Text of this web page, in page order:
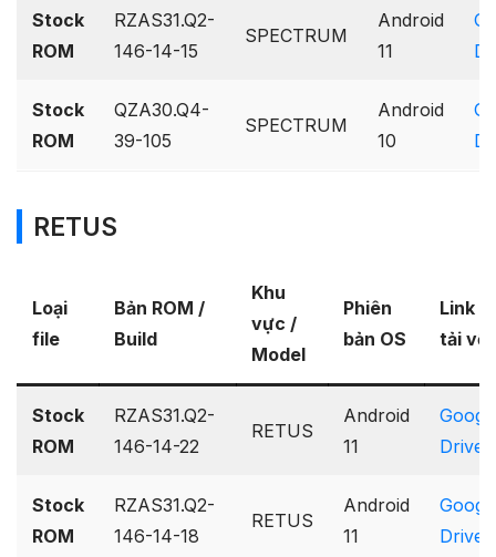
Stock
ROM
RZAS31.Q2-
146-14-15
SPECTRUM
Android
11
Stock
ROM
QZA30.Q4-
39-105
SPECTRUM
Android
10
RETUS
Loại
file
Bản ROM /
Build
Khu
vực /
Model
Phiên
bản OS
Link
tải về
Stock
ROM
RZAS31.Q2-
146-14-22
RETUS
Android
11
Drive
Stock
ROM
RZAS31.Q2-
146-14-18
RETUS
Android
11
Drive